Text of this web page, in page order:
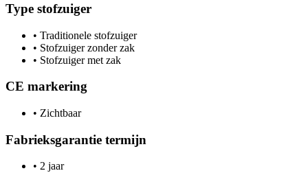
Type stofzuiger
• Traditionele stofzuiger
• Stofzuiger zonder zak
• Stofzuiger met zak
CE markering
• Zichtbaar
Fabrieksgarantie termijn
• 2 jaar